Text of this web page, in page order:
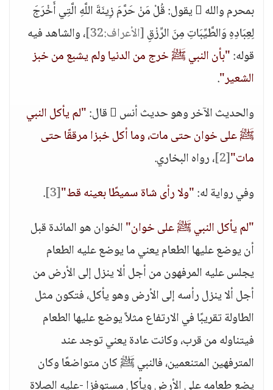
بمحرم والله  يقول: قُلْ مَنْ حَرَّمَ زِينَةَ اللَّهِ الَّتِي أَخْرَجَ
لِعِبَادِهِ وَالطَّيِّبَاتِ مِنَ الرِّزْقِ[الأعراف:32]
، والشاهد فيه
قوله:"بأن النبي ﷺ خرج من الدنيا ولم يشبع من خبز
الشعير".
والحديث الآخر وهو حديث أنس  قال:
"لم يأكل النبي
ﷺ على خوان حتى مات، وما أكل خبزا مرققًا حتى
مات"[2] ، رواه البخاري.
وفي رواية له:"ولا رأى شاة سميطًا بعينه قط"[3]
.
"لم يأكل النبي ﷺ على خوان"الخوان هو المائدة قبل
أن يوضع عليها الطعام يعني ما يوضع عليه الطعام
يجلس عليه المرفهون من أجل ألا ينزل إلى الأرض من
أجل ألا ينزل رأسه إلى الأرض وهو يأكل، فتكون مثل
الطاولة تقريبًا في الارتفاع مثلاً يوضع عليها الطعام
فيتناوله من قرب، وكانت عادة يعني توجد عند
المترفهين المتنعمين، فالنبي ﷺ كان متواضعًا وكان